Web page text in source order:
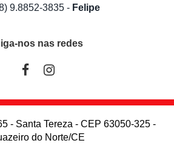
9.8852-3835 - Felipe
nos nas redes
- Santa Tereza - CEP 63050-325 -
do Norte/CE